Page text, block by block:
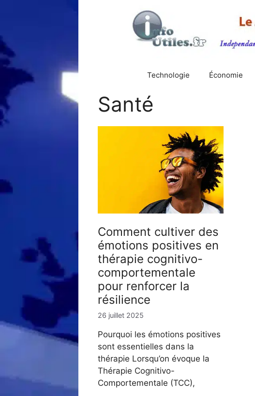
Technologie Économie
Santé
Comment cultiver des
émotions positives en
thérapie cognitivo-
comportementale
pour renforcer la
résilience
26 juillet 2025
Pourquoi les émotions positives
sont essentielles dans la
thérapie Lorsqu’on évoque la
Thérapie Cognitivo-
Comportementale (TCC),